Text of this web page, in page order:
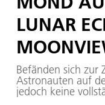
LUNAR
Befänden sich zur
Astronauten auf
jedoch keine